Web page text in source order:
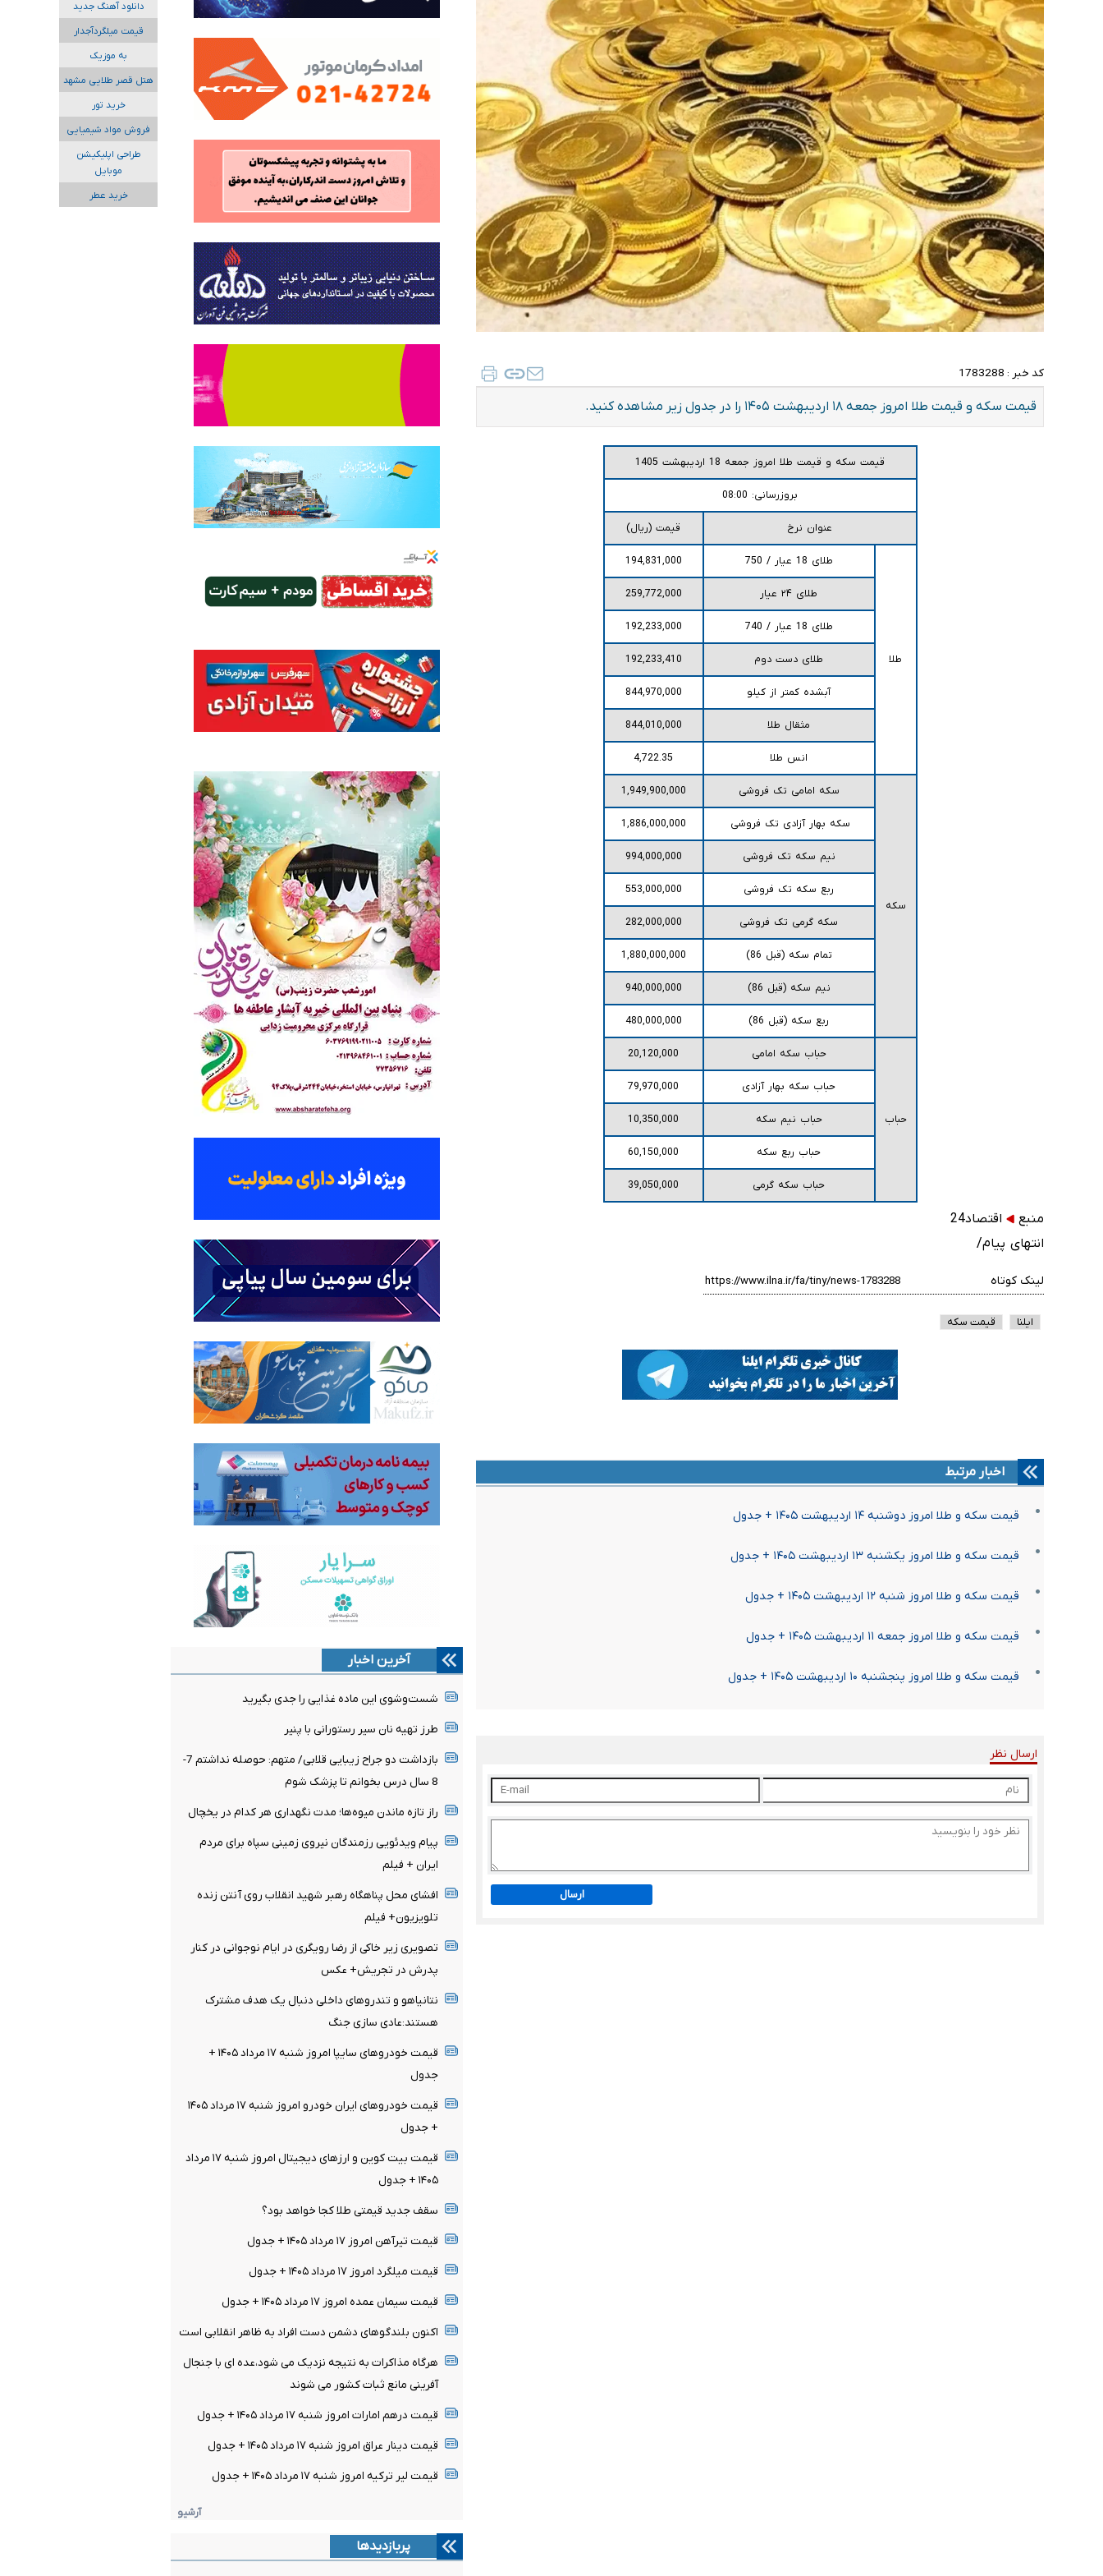
کد خبر : 1783288
قیمت سکه و قیمت طلا امروز جمعه ۱۸ اردیبهشت ۱۴۰۵ را در جدول زیر مشاهده کنید.
قیمت سکه و قیمت طلا امروز جمعه 18 اردیبهشت 1405
بروزرسانی: 08:00
عنوان نرخ قیمت (ریال)
طلا
طلای 18 عیار / 750 194,831,000
طلای ۲۴ عیار 259,772,000
طلای 18 عیار / 740 192,233,000
طلای دست دوم 192,233,410
آبشده کمتر از کیلو 844,970,000
مثقال طلا 844,010,000
انس طلا 4,722.35
سکه
سکه امامی تک فروشی 1,949,900,000
سکه بهار آزادی تک فروشی 1,886,000,000
نیم سکه تک فروشی 994,000,000
ربع سکه تک فروشی 553,000,000
سکه گرمی تک فروشی 282,000,000
تمام سکه (قبل 86) 1,880,000,000
نیم سکه (قبل 86) 940,000,000
ربع سکه (قبل 86) 480,000,000
حباب
حباب سکه امامی 20,120,000
حباب سکه بهار آزادی 79,970,000
حباب نیم سکه 10,350,000
حباب ربع سکه 60,150,000
حباب سکه گرمی 39,050,000
منبع
اقتصاد24
انتهای پیام/
لینک کوتاه
ایلنا قیمت سکه
اخبار مرتبط
قیمت سکه و طلا امروز دوشنبه ۱۴ اردیبهشت ۱۴۰۵ + جدول
قیمت سکه و طلا امروز یکشنبه ۱۳ اردیبهشت ۱۴۰۵ + جدول
قیمت سکه و طلا امروز شنبه ۱۲ اردیبهشت ۱۴۰۵ + جدول
قیمت سکه و طلا امروز جمعه ۱۱ اردیبهشت ۱۴۰۵ + جدول
قیمت سکه و طلا امروز پنجشنبه ۱۰ اردیبهشت ۱۴۰۵ + جدول
ارسال نظر
ارسال
آخرین اخبار
شست‌وشوی این ماده غذایی را جدی بگیرید
طرز تهیه نان سیر رستورانی با پنیر
بازداشت دو جراح زیبایی قلابی/ متهم: حوصله نداشتم 7-
8 سال درس بخوانم تا پزشک شوم
راز تازه ماندن میوه‌ها؛ مدت نگهداری هر کدام در یخچال
پیام ویدئویی رزمندگان نیروی زمینی سپاه برای مردم
ایران + فیلم
افشای محل پناهگاه‌ رهبر شهید انقلاب روی آنتن زنده
تلویزیون+ فیلم
تصویری زیر خاکی از رضا رویگری در ایام نوجوانی در کنار
پدرش در تجریش+ عکس
نتانیاهو و تندروهای داخلی دنبال یک هدف مشترک
هستند:عادی سازی جنگ
قیمت خودرو‌های سایپا امروز شنبه ۱۷ مرداد ۱۴۰۵ +
جدول
قیمت خودرو‌های ایران خودرو امروز شنبه ۱۷ مرداد ۱۴۰۵
+ جدول
قیمت بیت کوین و ارز‌های دیجیتال امروز شنبه ۱۷ مرداد
۱۴۰۵ + جدول
سقف جدید قیمتی طلا کجا خواهد بود؟
قیمت تیرآهن امروز ۱۷ مرداد ۱۴۰۵ + جدول
قیمت میلگرد امروز ۱۷ مرداد ۱۴۰۵ + جدول
قیمت سیمان عمده امروز ۱۷ مرداد ۱۴۰۵ + جدول
اکنون بلندگوهای دشمن دست افراد به ظاهر انقلابی است
هرگاه مذاکرات به نتیجه نزدیک می شود،عده ای با جنجال
آفرینی مانع ثبات کشور می شوند
قیمت درهم امارات امروز شنبه ۱۷ مرداد ۱۴۰۵ + جدول
قیمت دینار عراق امروز شنبه ۱۷ مرداد ۱۴۰۵ + جدول
قیمت لیر ترکیه امروز شنبه ۱۷ مرداد ۱۴۰۵ + جدول
آرشیو
پربازدیدها
دانلود آهنگ جدید
قیمت میلگردآجدار
به موزیک
هتل قصر طلایی مشهد
خرید تور
فروش مواد شیمیایی
طراحی اپلیکیشن
موبایل
خرید عطر